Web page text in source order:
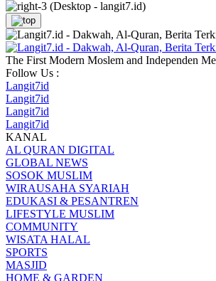
The First Modern Moslem and Independen
Follow Us :
Langit7id
Langit7id
Langit7id
Langit7id
KANAL
AL QURAN DIGITAL
GLOBAL NEWS
SOSOK MUSLIM
WIRAUSAHA SYARIAH
EDUKASI & PESANTREN
LIFESTYLE MUSLIM
COMMUNITY
WISATA HALAL
SPORTS
MASJID
HOME & GARDEN